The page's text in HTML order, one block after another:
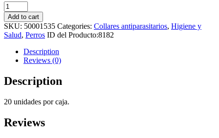
Scalibur
collar
48
cm
quantity
Add to cart
SKU: 50001535 Categories: Collares antiparasitarios, Higiene y
Salud, Perros ID del Producto:8182
Description
Reviews (0)
Description
20 unidades por caja.
Reviews